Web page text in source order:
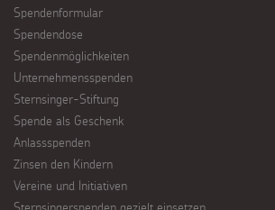
Spendenformular
Spendendose
Spendenmöglichkeiten
Unternehmensspenden
Sternsinger-Stiftung
Spende als Geschenk
Anlassspenden
Zinsen den Kindern
Vereine und Initiativen